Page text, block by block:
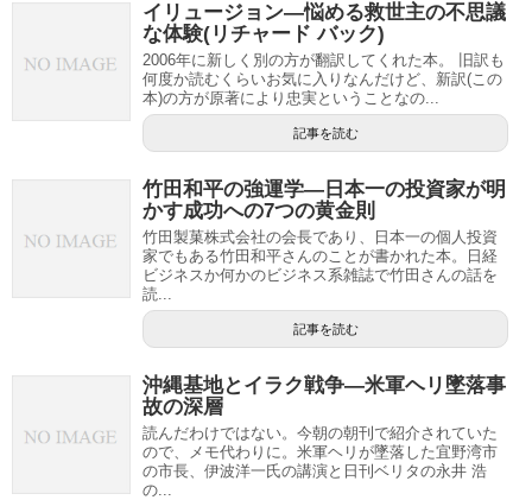
イリュージョン—悩める救世主の不思議
な体験(リチャード バック)
2006年に新しく別の方が翻訳してくれた本。 旧訳も
何度か読むくらいお気に入りなんだけど、新訳(この
本)の方が原著により忠実ということなの...
記事を読む
竹田和平の強運学—日本一の投資家が明
かす成功への7つの黄金則
竹田製菓株式会社の会長であり、日本一の個人投資
家でもある竹田和平さんのことが書かれた本。日経
ビジネスか何かのビジネス系雑誌で竹田さんの話を
読...
記事を読む
沖縄基地とイラク戦争—米軍ヘリ墜落事
故の深層
読んだわけではない。今朝の朝刊で紹介されていた
ので、メモ代わりに。米軍ヘリが墜落した宜野湾市
の市長、伊波洋一氏の講演と日刊ベリタの永井 浩
の...